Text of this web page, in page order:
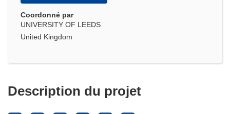
Coordonné par
UNIVERSITY OF LEEDS
United Kingdom
Description du projet